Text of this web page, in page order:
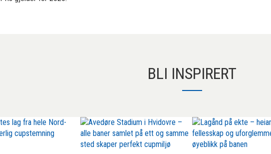
BLI INSPIRERT